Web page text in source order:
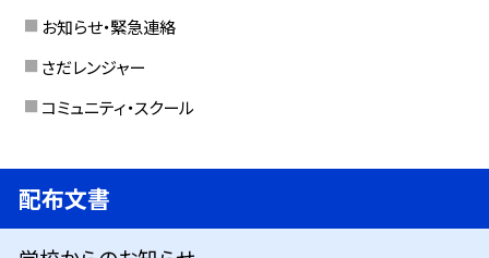
お知らせ・緊急連絡
さだレンジャー
コミュニティ・スクール
配布文書